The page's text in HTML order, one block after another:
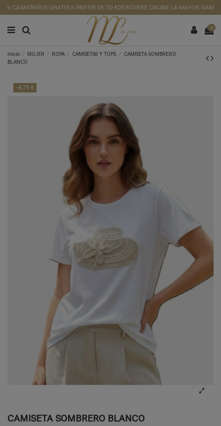
CASAENVÍOS GRATIS A PARTIR DE 50 €DESCUBRE ONLINE LA MAYOR GAMA
0
Inicio MUJER ROPA CAMISETAS Y TOPS
CAMISETA SOMBRERO
BLANCO
-4,75 €
CAMISETA SOMBRERO BLANCO